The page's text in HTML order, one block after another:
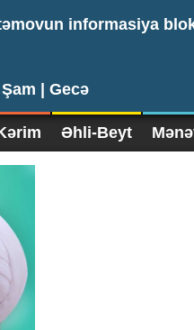
informasiya
Şam | Gecə
Əhli-Beyt